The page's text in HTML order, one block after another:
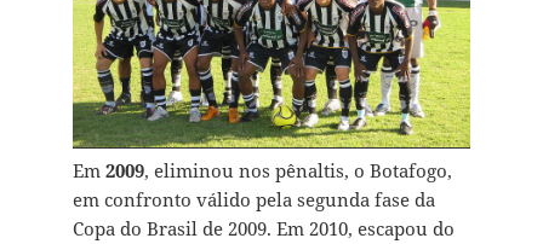
Em 2009, eliminou nos pênaltis, o Botafogo,
em confronto válido pela segunda fase da
Copa do Brasil de 2009. Em 2010, escapou do